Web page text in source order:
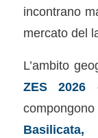
incontrano
mercato del
L’ambito
ZES 2026
Basilicata,